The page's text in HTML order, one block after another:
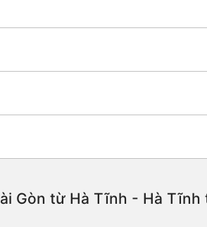
Gòn từ Hà Tĩnh - Hà